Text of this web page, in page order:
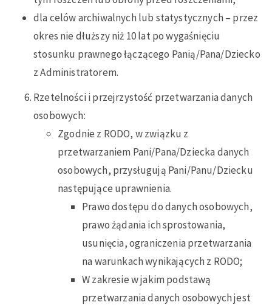
dla celów archiwalnych lub statystycznych – przez
okres nie dłuższy niż 10 lat po wygaśnięciu
stosunku prawnego łączącego Panią/Pana/Dziecko
z Administratorem.
Rzetelności i przejrzystość przetwarzania danych
osobowych:
Zgodnie z RODO, w związku z
przetwarzaniem Pani/Pana/Dziecka danych
osobowych, przysługują Pani/Panu/Dziecku
następujące uprawnienia.
Prawo dostępu do danych osobowych,
prawo żądania ich sprostowania,
usunięcia, ograniczenia przetwarzania
na warunkach wynikających z RODO;
W zakresie w jakim podstawą
przetwarzania danych osobowych jest